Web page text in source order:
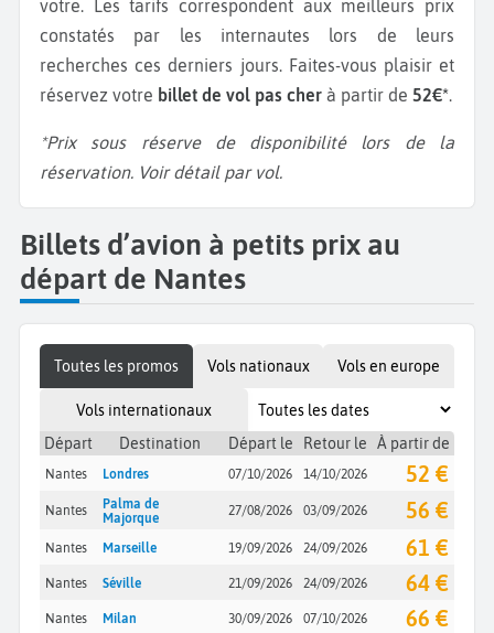
votre. Les tarifs correspondent aux meilleurs prix
constatés par les internautes lors de leurs
recherches ces derniers jours. Faites-vous plaisir et
réservez votre billet de vol pas cher à partir de 52€*.
*Prix sous réserve de disponibilité lors de la
réservation. Voir détail par vol.
Billets d’avion à petits prix au
départ de Nantes
Toutes les promos Vols nationaux Vols en europe
Vols internationaux
Départ
Destination Départ le Retour le À partir de
Nantes Londres 07/10/2026 14/10/2026 52 €
Nantes
Palma de
Majorque
27/08/2026 03/09/2026 56 €
Nantes Marseille 19/09/2026 24/09/2026 61 €
Nantes Séville 21/09/2026 24/09/2026 64 €
Nantes Milan 30/09/2026 07/10/2026 66 €